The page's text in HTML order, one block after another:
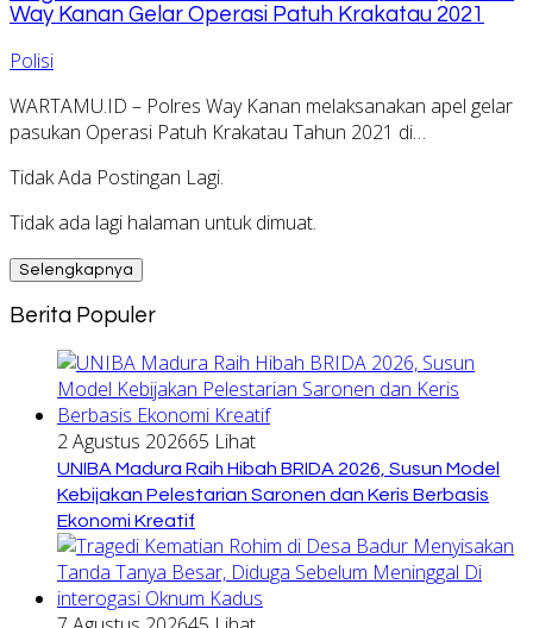
Way Kanan Gelar Operasi Patuh Krakatau 2021
Polisi
WARTAMU.ID – Polres Way Kanan melaksanakan apel gelar
pasukan Operasi Patuh Krakatau Tahun 2021 di…
Tidak Ada Postingan Lagi.
Tidak ada lagi halaman untuk dimuat.
Selengkapnya
Berita Populer
2 Agustus 202665 Lihat
UNIBA Madura Raih Hibah BRIDA 2026, Susun Model
Kebijakan Pelestarian Saronen dan Keris Berbasis
Ekonomi Kreatif